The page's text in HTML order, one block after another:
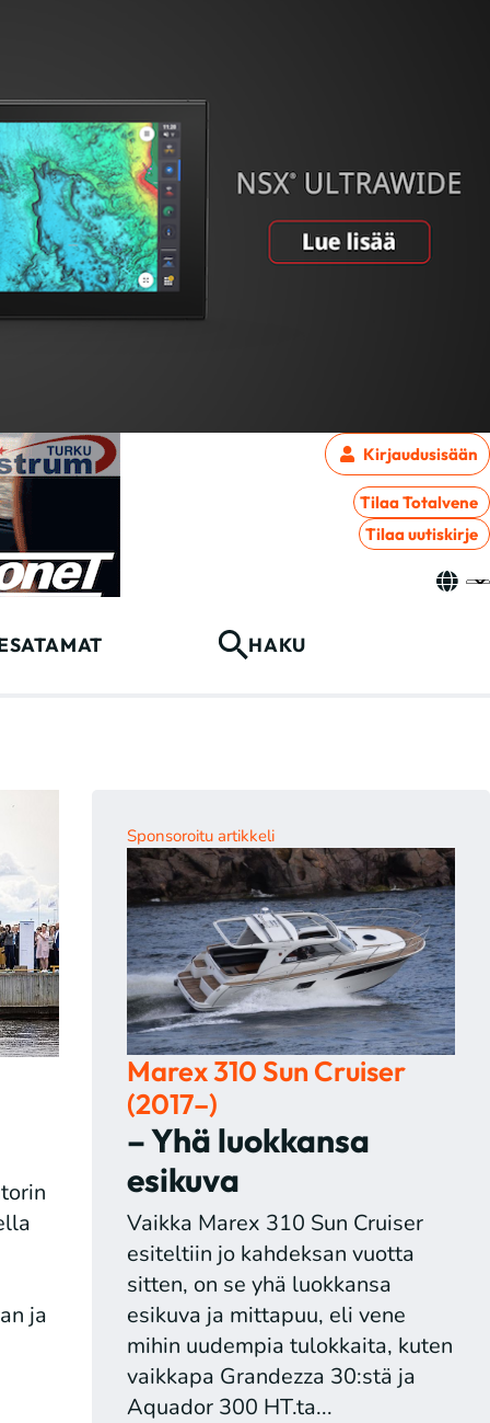
Kirjaudusisään
Tilaa Totalvene
Tilaa uutiskirje
HAKU
ja
Sponsoroitu artikkeli
Marex 310 Sun Cruiser
(2017–)
– Yhä luokkansa
esikuva
Vaikka Marex 310 Sun Cruiser
esiteltiin jo kahdeksan vuotta
sitten, on se yhä luokkansa
esikuva ja mittapuu, eli vene
mihin uudempia tulokkaita, kuten
vaikkapa Grandezza 30:stä ja
Aquador 300 HT.ta...